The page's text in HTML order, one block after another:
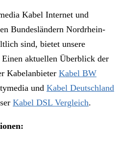
Kabel Internet und
Bundesländern Nordrhein-
sind, bietet unsere
aktuellen Überblick der
Kabelanbieter Kabel BW
und Kabel Deutschland
Kabel DSL Vergleich.